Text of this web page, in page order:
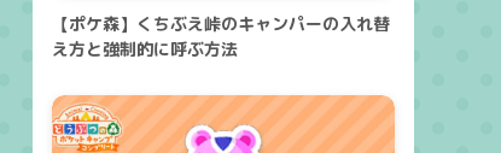
【ポケ森】くちぶえ峠のキャンパーの入れ替
え方と強制的に呼ぶ方法